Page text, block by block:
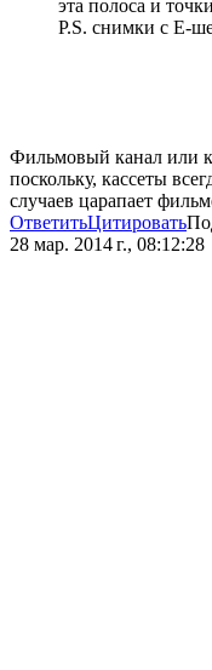
эта полоса и
P.S. снимки с Е-
Фильмовый канал или
поскольку, кассеты
случаев царапает
ОтветитьЦитировать
28 мар. 2014 г., 08:12:28